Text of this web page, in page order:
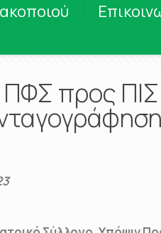
προς